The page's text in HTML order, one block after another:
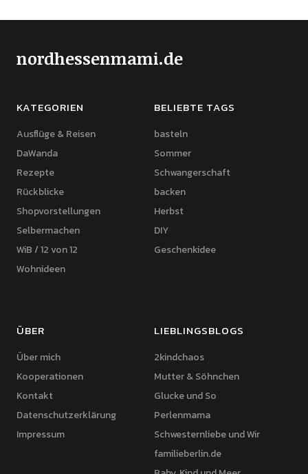
nordhessenmami.de
KATEGORIEN
Ausflüge & Reisen
DaWanda
Rezepte
Rückblicke
Shopvorstellungen
Selbermachen
WiB / 12 von 12
Wohnideen
BELIEBTE TAGS
basteln
Sommer
Schwangerschaft
backen
Herbst
DIY
Geschenkidee
ÜBER
Über mich
Kooperationen
Kontakt
Datenschutzerklärung
Impressum
LIEBLINGSBLOGS
2kindchaos
Mutter & Söhnchen
Glucke und So
Perlenmama
Schwesternliebe und Wir
familieberlin.de